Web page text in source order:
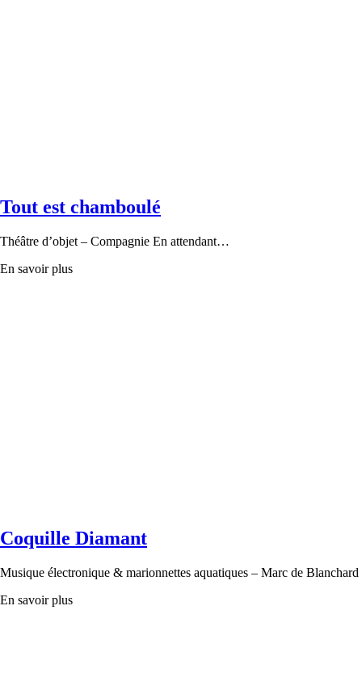
Tout est chamboulé
Théâtre d’objet – Compagnie En attendant…
En savoir plus
Coquille Diamant
Musique électronique & marionnettes aquatiques – Marc de Blanchard
En savoir plus